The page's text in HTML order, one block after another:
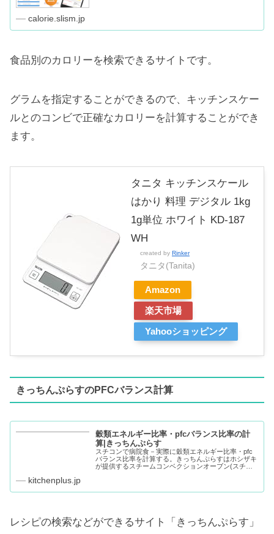
calorie.slism.jp
食品別のカロリーを検索できるサイトです。
グラムを指定することができるので、キッチンスケー
ルとのコンビで正確なカロリーを計算することができ
ます。
タニタ キッチンスケール
はかり 料理 デジタル 1kg
1g単位 ホワイト KD-187
WH
created by Rinker
タニタ(Tanita)
Amazon
楽天市場
Yahooショッピング
きっちんぷらすのPFCバランス計算
穀類エネルギー比率・pfcバランス比率の計
算|きっちんぷらす
スチコンで病院食－実際に穀類エネルギー比率・pfc
バランス比率を計算する。きっちんぷらすはホシザキ
が提供するスチームコンベクションオーブン(スチコ
kitchenplus.jp
レシピの検索などができるサイト「きっちんぷらす」